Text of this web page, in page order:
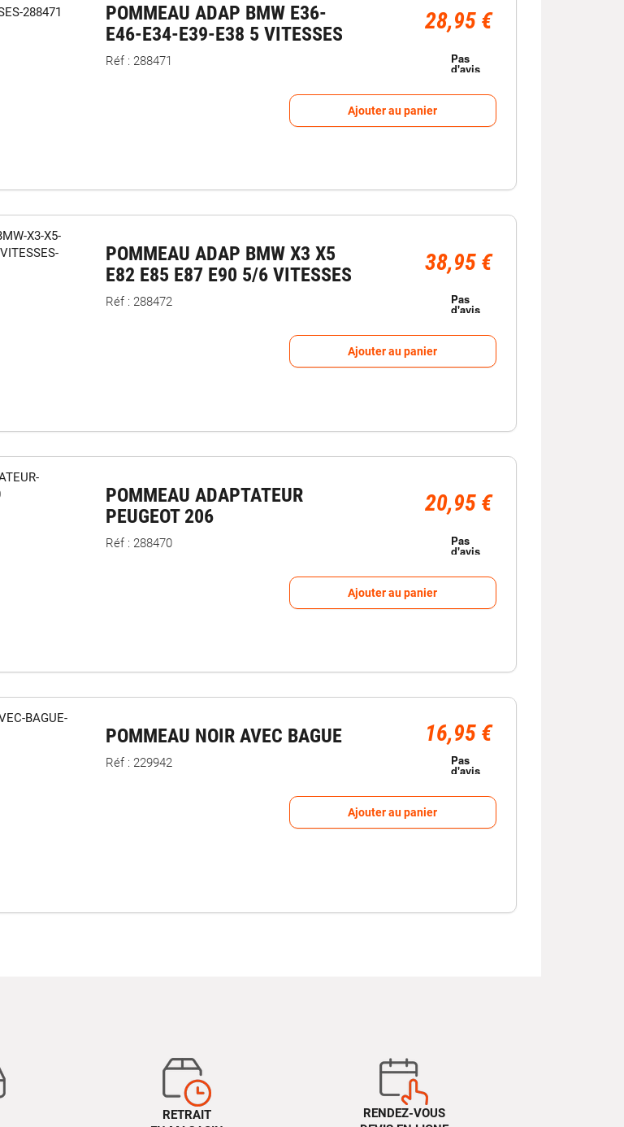
POMMEAU ADAP BMW E36-
E46-E34-E39-E38 5 VITESSES
28,95 €
Réf : 288471
Ajouter au panier
POMMEAU ADAP BMW X3 X5
E82 E85 E87 E90 5/6 VITESSES
38,95 €
Réf : 288472
Ajouter au panier
POMMEAU ADAPTATEUR
PEUGEOT 206
20,95 €
Réf : 288470
Ajouter au panier
POMMEAU NOIR AVEC BAGUE 16,95 €
Réf : 229942
Ajouter au panier
RETRAIT
RENDEZ-VOUS